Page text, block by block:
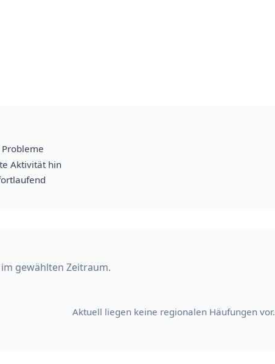
Aktivität hin
gewählten Zeitraum.
Aktuell liegen keine regionalen Häufungen vor.